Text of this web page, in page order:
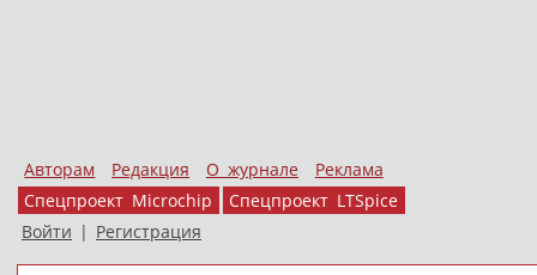
Авторам Редакция О журнале
Реклама
Спецпроект Microchip
Спецпроект LTSpice
Войти | Регистрация